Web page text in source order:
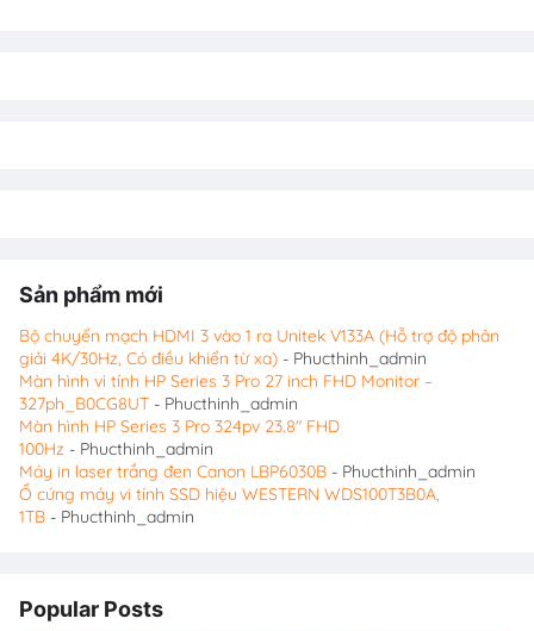
Sản phẩm mới
Bộ chuyển mạch HDMI 3 vào 1 ra Unitek V133A (Hỗ trợ độ phân
giải 4K/30Hz, Có điều khiển từ xa) - Phucthinh_admin
Màn hình vi tính HP Series 3 Pro 27 inch FHD Monitor –
327ph_B0CG8UT - Phucthinh_admin
Màn hình HP Series 3 Pro 324pv 23.8″ FHD
100Hz - Phucthinh_admin
Máy in laser trắng đen Canon LBP6030B - Phucthinh_admin
Ổ cứng máy vi tính SSD hiệu WESTERN WDS100T3B0A,
1TB - Phucthinh_admin
Popular Posts